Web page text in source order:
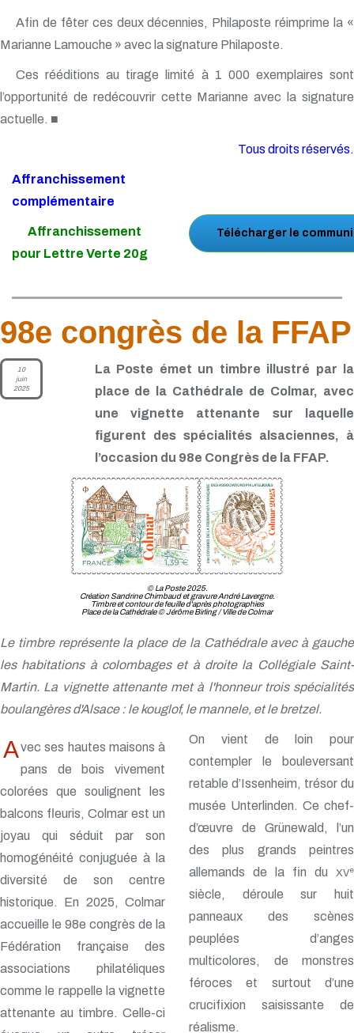
Afin de fêter ces deux décennies, Philaposte réimprime la «
Marianne Lamouche » avec la signature Philaposte.
Ces rééditions au tirage limité à 1 000 exemplaires sont
l’opportunité de redécouvrir cette Marianne avec la signature
actuelle. ■
Tous droits réservés.
Affranchissement
complémentaire
Affranchissement
pour Lettre Verte 20g
Télécharger le
98e congrès de la FFAP
10
juin
2025
La Poste émet un timbre illustré par la
place de la Cathédrale de Colmar, avec
une vignette attenante sur laquelle
figurent des spécialités alsaciennes, à
l’occasion du 98e Congrès de la FFAP.
© La Poste 2025.
Création Sandrine Chimbaud et gravure André Lavergne.
Timbre et contour de feuille d'après photographies
Place de la Cathédrale © Jérôme Birling / Ville de Colmar
Le timbre représente la place de la Cathédrale avec à gauche
les habitations à colombages et à droite la Collégiale Saint-
Martin. La vignette attenante met à l'honneur trois spécialités
boulangères d'Alsace : le kouglof, le mannele, et le bretzel.
Avec ses hautes maisons à
pans de bois vivement
colorées que soulignent les
balcons fleuris, Colmar est un
joyau qui séduit par son
homogénéité conjuguée à la
diversité de son centre
historique. En 2025, Colmar
accueille le 98e congrès de la
Fédération française des
associations philatéliques
comme le rappelle la vignette
attenante au timbre. Celle-ci
On vient de loin pour
contempler le bouleversant
retable d’Issenheim, trésor du
musée Unterlinden. Ce chef-
d’œuvre de Grünewald, l’un
des plus grands peintres
allemands de la fin du
XVe
siècle, déroule sur huit
panneaux des scènes
peuplées d’anges
multicolores, de monstres
féroces et surtout d’une
crucifixion saisissante de
réalisme.